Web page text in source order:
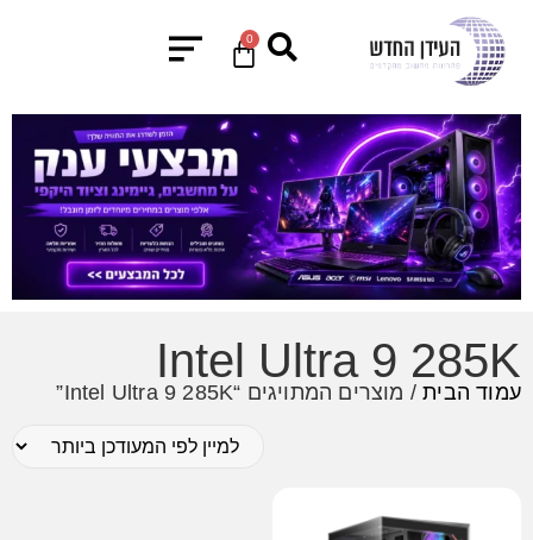
0
Intel Ultra 9 285K
עמוד הבית/ מוצרים המתויגים “Intel Ultra 9 285K”